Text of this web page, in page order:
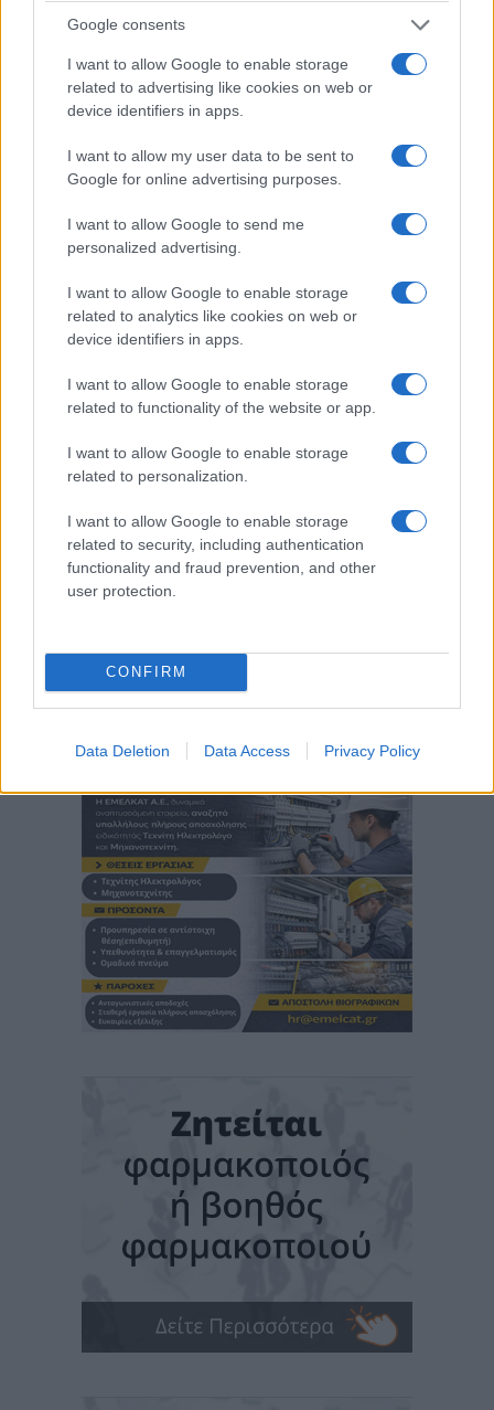
Google consents
I want to allow Google to enable storage
related to advertising like cookies on web or
device identifiers in apps.
I want to allow my user data to be sent to
Google for online advertising purposes.
I want to allow Google to send me
personalized advertising.
I want to allow Google to enable storage
related to analytics like cookies on web or
device identifiers in apps.
I want to allow Google to enable storage
related to functionality of the website or app.
I want to allow Google to enable storage
related to personalization.
I want to allow Google to enable storage
related to security, including authentication
functionality and fraud prevention, and other
user protection.
CONFIRM
Data Deletion Data Access Privacy Policy